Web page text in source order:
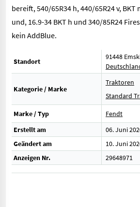
bereift, 540/65R34 h, 440/65R24 v, BKT
und, 16.9-34 BKT h und 340/85R24
kein AddBlue.
Standort
91448
Kategorie / Marke
Traktoren
Standard
Marke / Typ
Fendt
Erstellt am
06. Juni
Geändert am
10. Juni
Anzeigen Nr.
29648971